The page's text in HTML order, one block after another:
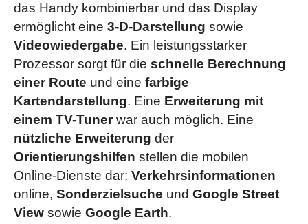
u.v.m. ( siehe Broschüren & Preislisten)
Die Serienausstattungen unterscheiden sich zum Teil und sind abhängig von
der Wahl der angebotenen Ausstattungslinie.
Dämpferregelung, Fahrzeugheck absenkbar
(Außenspiegel elektrisch anklapp-,
einstell- und separat beheizbar, mit
Beifahrerspiegelabsenkung und Memory-Funktion,
Fahrersitz mit Memory-Funktion)
Memory-Paket „Premium“
(Außenspiegel elektrisch
anklapp-, einstell- und separat beheizbar, mit
Beifahrerspiegelabsenkung und Memory-Funktion,
Lenksäule mit elektrischer Höhen- und Längseinstellung
sowie Memory-Funktion; Fahrer- und Beifahrersitz mit
Memory-Funktion)
das Handy kombinierbar und das Display
ermöglicht eine 3-D-Darstellung sowie
Videowiedergabe. Ein leistungsstarker
Prozessor sorgt für die schnelle Berechnung
einer Route und eine farbige
Kartendarstellung. Eine Erweiterung mit
einem TV-Tunerwar auch möglich. Eine
nützliche Erweiterung der
Orientierungshilfen stellen die mobilen
Online-Dienste dar: Verkehrsinformationen
online, Sonderzielsuche und Google Street
View sowie Google Earth.